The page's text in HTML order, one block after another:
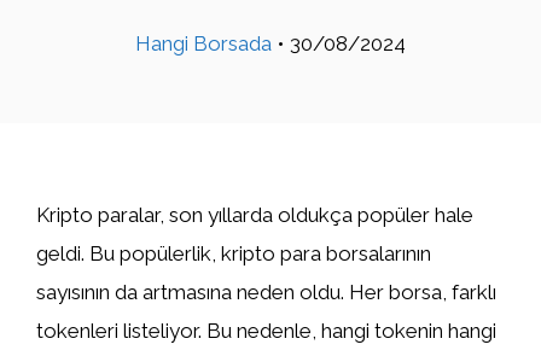
Hangi Borsada • 30/08/2024
Kripto paralar, son yıllarda oldukça popüler hale
geldi. Bu popülerlik, kripto para borsalarının
sayısının da artmasına neden oldu. Her borsa, farklı
tokenleri listeliyor. Bu nedenle, hangi tokenin hangi